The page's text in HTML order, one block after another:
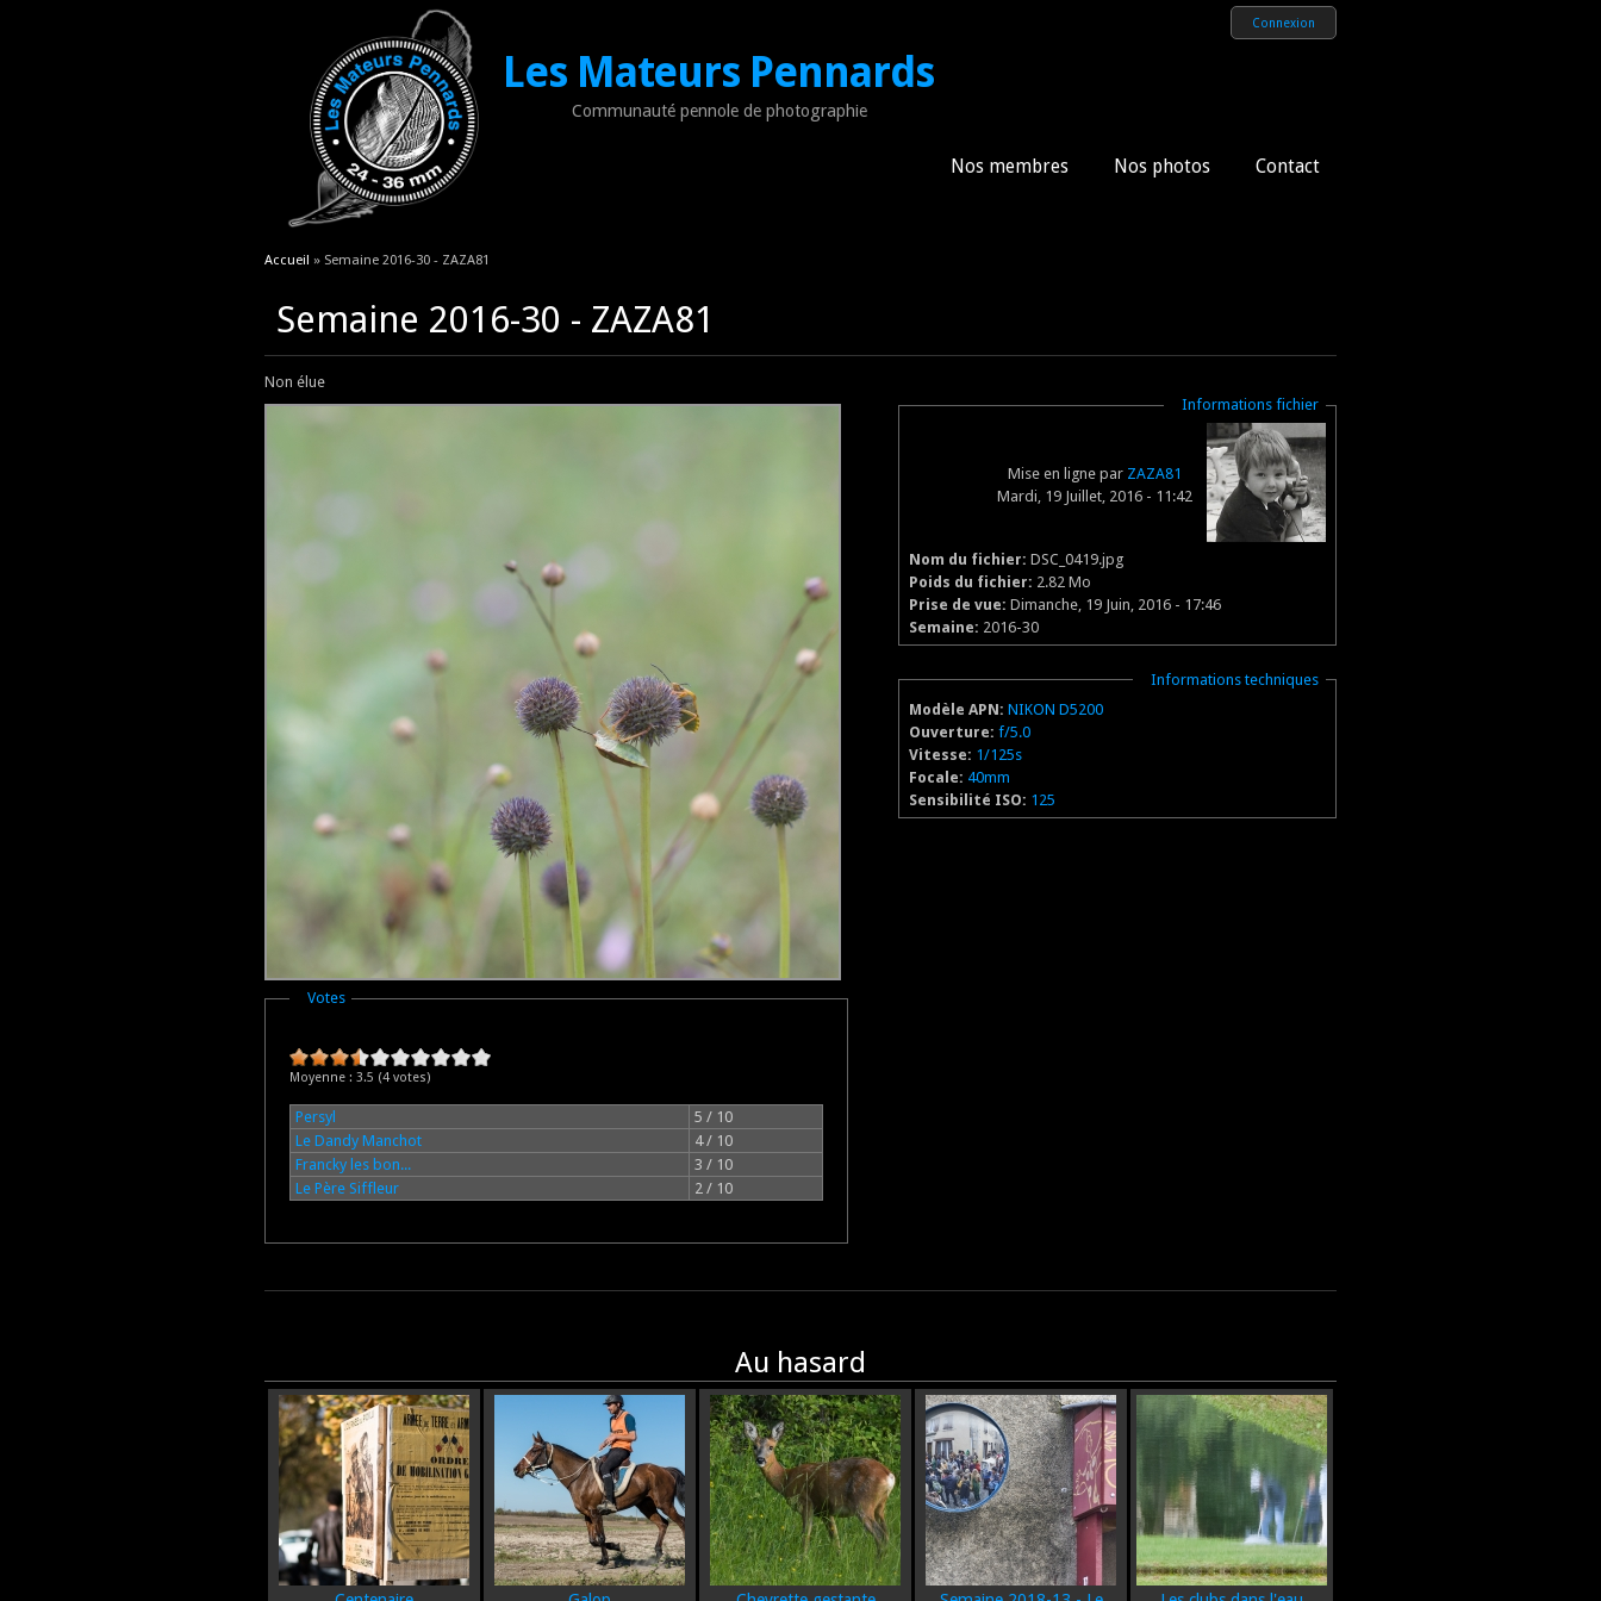
Les Mateurs Pennards
Communauté pennole de photographie
Connexion
Nos membres Nos photos Contact
Vous êtes ici
Accueil » Semaine 2016-30 - ZAZA81
Semaine 2016-30 - ZAZA81
Non élue
Masquer
Votes
Moyenne : 3.5 (4votes)
Persyl
5 / 10
Le Dandy Manchot
4 / 10
Francky les bon...
3 / 10
Le Père Siffleur
2 / 10
Masquer
Informations fichier
Mise en ligne par ZAZA81
Mardi, 19 Juillet, 2016 - 11:42
Nom du fichier: DSC_0419.jpg
Poids du fichier: 2.82 Mo
Prise de vue: Dimanche, 19 Juin, 2016 - 17:46
Semaine: 2016-30
Masquer
Informations techniques
Modèle APN: NIKON D5200
Ouverture: f/5.0
Vitesse: 1/125s
Focale: 40mm
Sensibilité ISO: 125
Au hasard